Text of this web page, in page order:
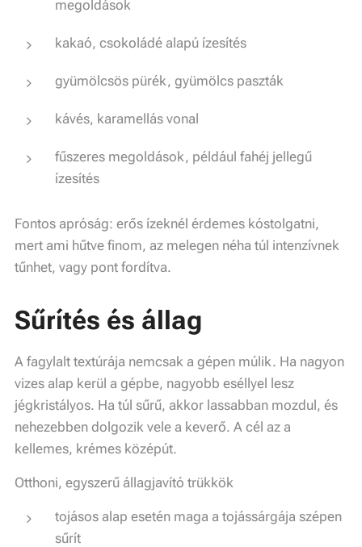
megoldások
kakaó, csokoládé alapú ízesítés
gyümölcsös pürék, gyümölcs paszták
kávés, karamellás vonal
fűszeres megoldások, például fahéj jellegű
ízesítés
Fontos apróság: erős ízeknél érdemes kóstolgatni,
mert ami hűtve finom, az melegen néha túl intenzívnek
tűnhet, vagy pont fordítva.
Sűrítés és állag
A fagylalt textúrája nemcsak a gépen múlik. Ha nagyon
vizes alap kerül a gépbe, nagyobb eséllyel lesz
jégkristályos. Ha túl sűrű, akkor lassabban mozdul, és
nehezebben dolgozik vele a keverő. A cél az a
kellemes, krémes középút.
Otthoni, egyszerű állagjavító trükkök
tojásos alap esetén maga a tojássárgája szépen
sűrít